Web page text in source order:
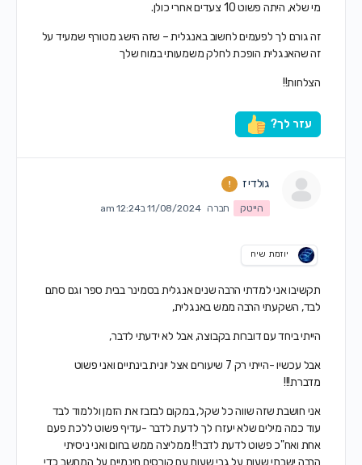
מי שלא, היתה פשוט 10 צעדים אחרי כולן.
זה גורם לך לפעמים לחשוב באנגלית – שזה הישג מטורף שמעיד על
זה שהאנגלית הופכת לחלק משמעותי במוח שלך
הצלחות!!
עזר לך?
גולדי ז
הייטק חברה 11/08/2024 ב12:24 am
יוזמת שיח
תקשיבו אני למדתי הרבה שנים אנגלית בסמינר בבית ספר וגם סתם
לבד, השקעתי הרבה ממש באנגלית,
הייתי ביחד עם דוברות בקבוצה, אבל לא ידעתי לדבר,
אבל עכשיו -הייתי רק 7 שיעורים אצל יונית בינתיים ואני פשוט
מדברת!!!
אני חושבת שזה שווה כל שקל, במקום לבזבז את הזמן וללמוד לבד
עוד כמה מילים שלא יעזרו לך לדעת לדבר -עדיף פשוט ללכת פעם
אחת ואח"כ פשוט לדעת לדבר!! ממליצה ממש בחום ואני ניסיתי
הרבה ישבתי שעות על גבי שעות עם קורסים חינמיים על המחשב כדי